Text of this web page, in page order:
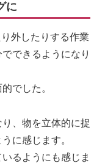
に
外したりする作業
できるようになり
でした。
、物を立体的に捉
に感じます。
るようにも感じま